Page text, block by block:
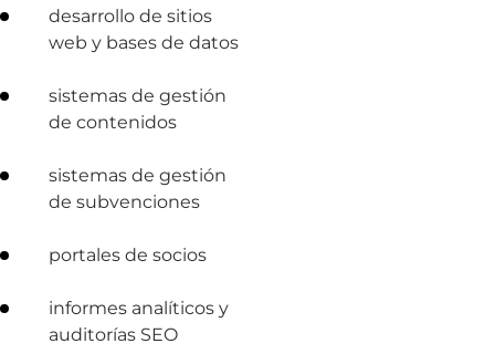
desarrollo de sitios
web y bases de datos
sistemas de gestión
de contenidos
sistemas de gestión
de subvenciones
portales de socios
informes analíticos y
auditorías SEO